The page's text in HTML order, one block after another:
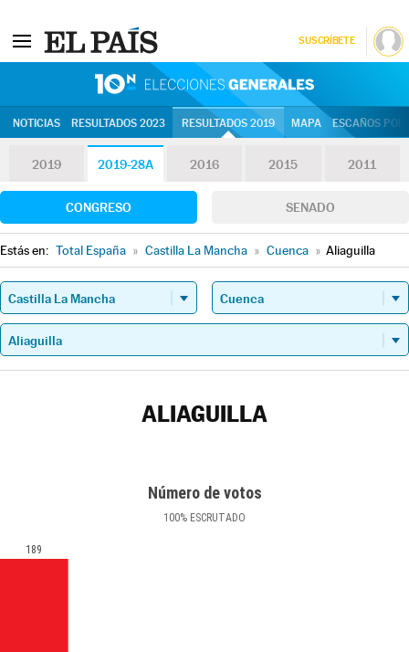
SUSCRÍBETE
NOTICIAS RESULTADOS 2023 RESULTADOS 2019 MAPA ESCAÑOS
2019 2019-28A 2016 2015 2011
CONGRESO SENADO
Estás en: Total España » Castilla La Mancha » Cuenca » Aliaguilla
ALIAGUILLA
Número de votos
100% ESCRUTADO
189